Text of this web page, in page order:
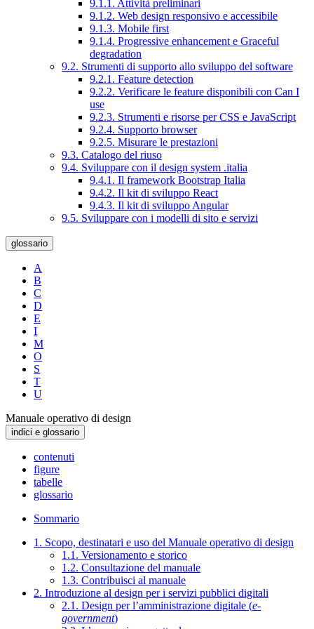
9.1.1. Attività preliminari
9.1.2. Web design responsivo e accessibile
9.1.3. Mobile first
9.1.4. Progressive enhancement e Graceful
degradation
9.2. Strumenti di supporto allo sviluppo del software
9.2.1. Feature detection
9.2.2. Verificare le feature disponibili con Can I
use
9.2.3. Strumenti e risorse per CSS e JavaScript
9.2.4. Supporto browser
9.2.5. Misurare le prestazioni
9.3. Catalogo del riuso
9.4. Sviluppare con il design system .italia
9.4.1. Il framework Bootstrap Italia
9.4.2. Il kit di sviluppo React
9.4.3. Il kit di sviluppo Angular
9.5. Sviluppare con i modelli di sito e servizi
glossario
A
B
C
D
E
I
M
O
S
T
U
Manuale operativo di design
indici e glossario
contenuti
figure
tabelle
glossario
Sommario
1. Scopo, destinatari e uso del Manuale operativo di design
1.1. Versionamento e storico
1.2. Consultazione del manuale
1.3. Contribuisci al manuale
2. Introduzione al design per i servizi pubblici digitali
2.1. Design per l’amministrazione digitale (e-
government)